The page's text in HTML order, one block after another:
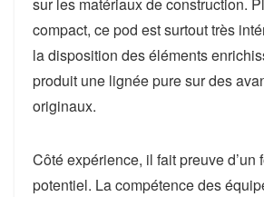
sur les matériaux de construction.
compact, ce pod est surtout très
la disposition des éléments
produit une lignée pure sur des
originaux.
Côté expérience, il fait preuve d’un
potentiel. La compétence des